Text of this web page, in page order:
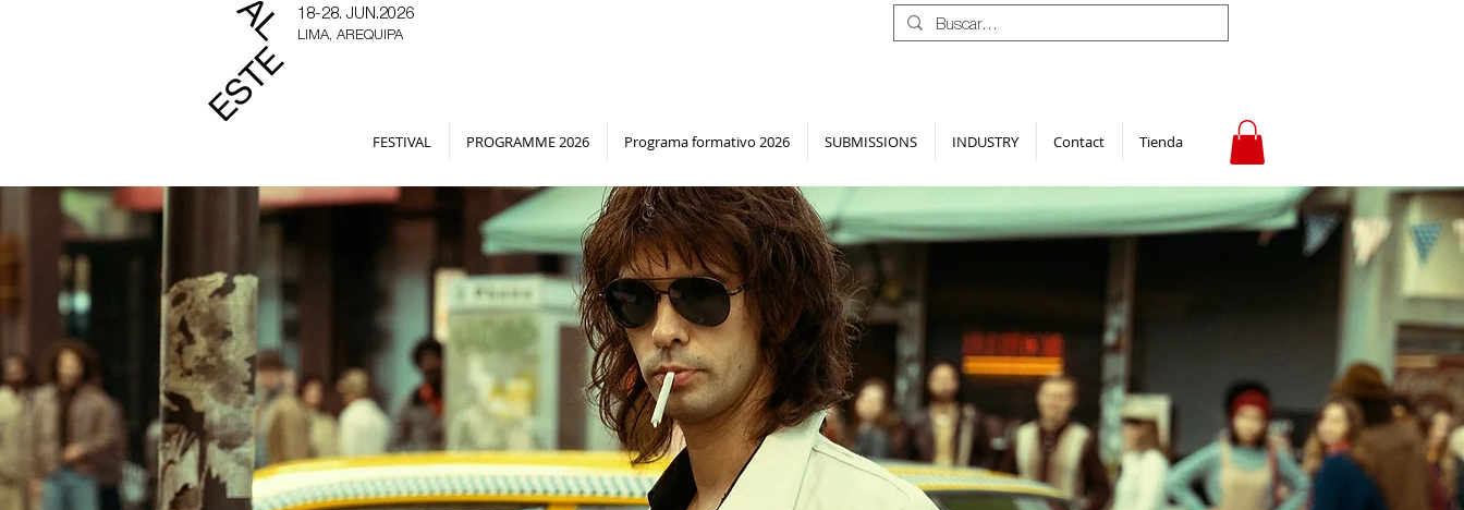
18-28. JUN.2026
LIMA, AREQUIPA
FESTIVAL PROGRAMME 2026 Programa formativo 2026 SUBMISSIONS INDUSTRY Contact Tienda